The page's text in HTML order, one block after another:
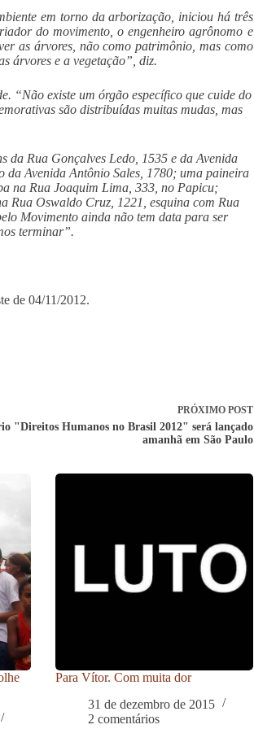
em torno da arborização, iniciou há três
do movimento, o engenheiro agrônomo e
as árvores, não como patrimônio, mas como
árvores e a vegetação”, diz.
“Não existe um órgão específico que cuide do
são distribuídas muitas mudas, mas
da Rua Gonçalves Ledo, 1535 e da Avenida
da Avenida Antônio Sales, 1780; uma paineira
na Rua Joaquim Lima, 333, no Papicu;
Rua Oswaldo Cruz, 1221, esquina com Rua
Movimento ainda não tem data para ser
terminar”.
de 04/11/2012.
PRÓXIMO POST
"Direitos Humanos no Brasil 2012" será lançado
amanhã em São Paulo
Para Vítor. Com muita dor
31 de dezembro de 2015
2 comentários